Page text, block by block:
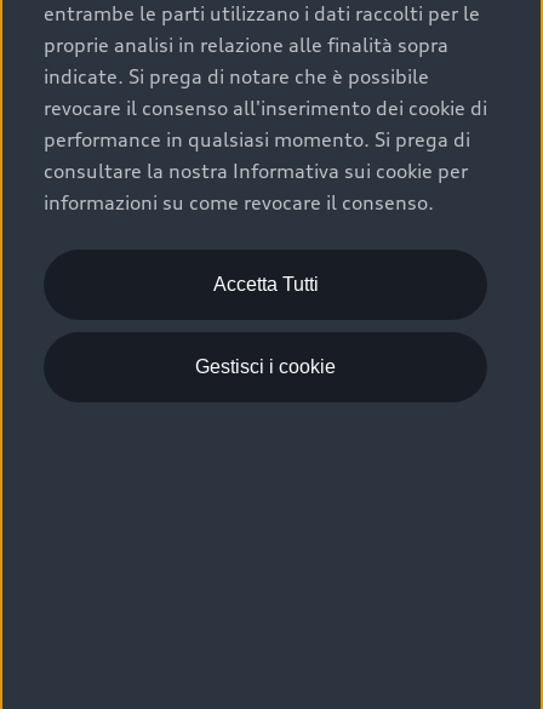
efficienza meccanica: motore, trasmissione e
componenti principali in ottimo stato garantiscono
prestazioni affidabili e sicure.
Acquistare un’auto usata in una Concessionaria ufficiale
Audi che offre l’usato garantito tramite Audi Prima
Scelta :plus, significa affidarsi ad un prodotto che viene
sottoposto a 110 controlli approfonditi e coperto da
garanzia fino a 4 anni per una maggiore tutela del tuo
acquisto.
entrambe le parti utilizzano i dati raccolti per le
proprie analisi in relazione alle finalità sopra
indicate. Si prega di notare che è possibile
revocare il consenso all'inserimento dei cookie di
performance in qualsiasi momento. Si prega di
consultare la nostra Informativa sui cookie per
informazioni su come revocare il consenso.
Accetta Tutti
Gestisci i cookie